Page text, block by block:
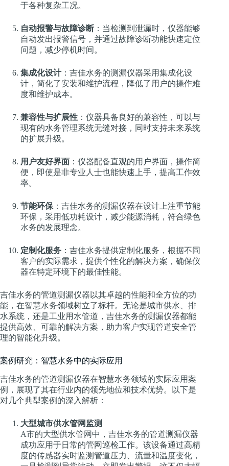
于各种复杂工况。
自动报警与故障诊断 ：当检测到泄漏时，仪器能够
自动发出报警信号，并通过故障诊断功能快速定位
问题，减少停机时间。
集成化设计：吉佳水务的测漏仪器采用集成化设
计，简化了安装和维护流程，降低了用户的操作难
度和维护成本。
兼容性与扩展性 ：仪器具备良好的兼容性，可以与
现有的水务管理系统无缝对接，同时支持未来系统
的扩展升级。
用户友好界面 ：仪器配备直观的用户界面，操作简
便，即使是非专业人士也能快速上手，提高工作效
率。
节能环保 ：吉佳水务的测漏仪器在设计上注重节能
环保，采用低功耗设计，减少能源消耗，符合绿色
水务的发展理念。
定制化服务 ：吉佳水务提供定制化服务，根据不同
客户的实际需求，提供个性化的解决方案，确保仪
器在特定环境下的最佳性能。
吉佳水务的管道测漏仪器以其卓越的性能和全方位的功
能，在智慧水务领域树立了标杆。无论是城市供水、排
水系统，还是工业用水管道，吉佳水务的测漏仪器都能
提供高效、可靠的解决方案，助力客户实现管道安全管
理的智能化升级。
案例研究：智慧水务中的实际应用
吉佳水务的管道测漏仪器在智慧水务领域的实际应用案
例，展现了其在行业内的领先地位和技术优势。以下是
对几个典型案例的深入解析：
大型城市供水管网监测
A市的大型供水管网中，吉佳水务的管道测漏仪器
成功应用于日常的管网巡检工作。该设备通过高精
度的传感器实时监测管道压力、流量和温度变化，